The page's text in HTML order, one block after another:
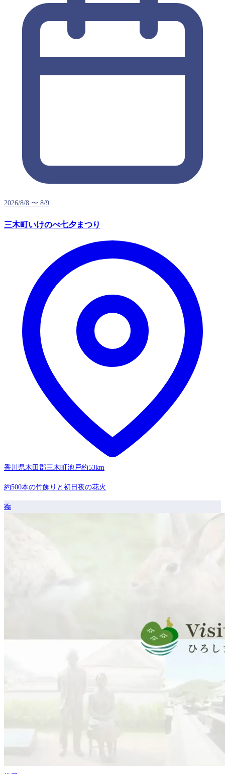
2026/8/8 〜 8/9
三木町いけのべ七夕まつり
香川県木田郡三木町池戸約53km
約500本の竹飾りと初日夜の花火
🎋